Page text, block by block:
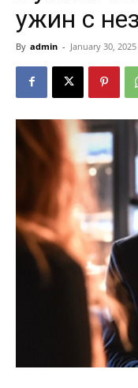
ужин с
By admin - January 30, 2025